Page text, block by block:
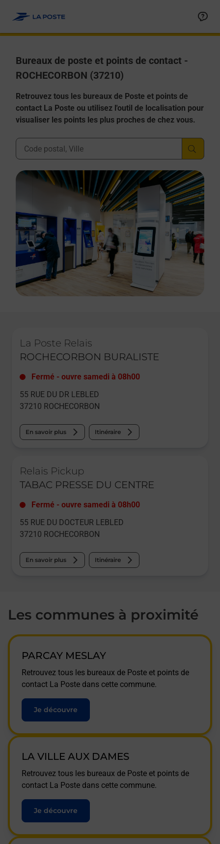
Bureaux de poste et points de contact -
ROCHECORBON (37210)
Retrouvez tous les bureaux de Poste et points de
contact La Poste ou utilisez l'outil de localisation pour
visualiser les points les plus proches de chez vous.
Ville, Département, Code Postal
La Poste Relais
ROCHECORBON BURALISTE
Fermé - ouvre samedi à 08h00
55 RUE DU DR LEBLED
37210 ROCHECORBON
En savoir plus Itinéraire
Relais Pickup
TABAC PRESSE DU CENTRE
Fermé - ouvre samedi à 08h00
55 RUE DU DOCTEUR LEBLED
37210 ROCHECORBON
En savoir plus Itinéraire
Les communes à proximité
PARCAY MESLAY
Retrouvez tous les bureaux de Poste et points de
contact La Poste dans cette commune.
Je découvre
LA VILLE AUX DAMES
Retrouvez tous les bureaux de Poste et points de
contact La Poste dans cette commune.
Je découvre